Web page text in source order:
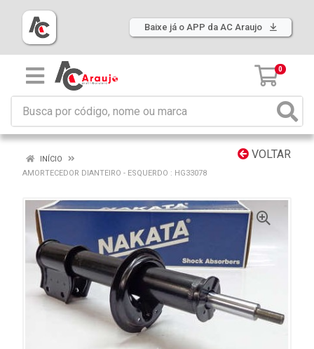
Baixe já o APP da AC Araujo
0
VOLTAR
INÍCIO
AMORTECEDOR DIANTEIRO - ESQUERDO : HG33078